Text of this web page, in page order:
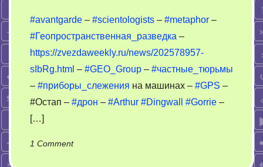
#avantgarde – #scientologists – #metaphor –
#Геопространственная_разведка –
https://zvezdaweekly.ru/news/202578957-
sIbRg.html – #GEO_Group – #частные_тюрьмы
– #приборы_слежения на машинах – #GPS –
#Остап – #дрон – #Arthur #Dingwall #Gorrie –
[…]
1 Commenton